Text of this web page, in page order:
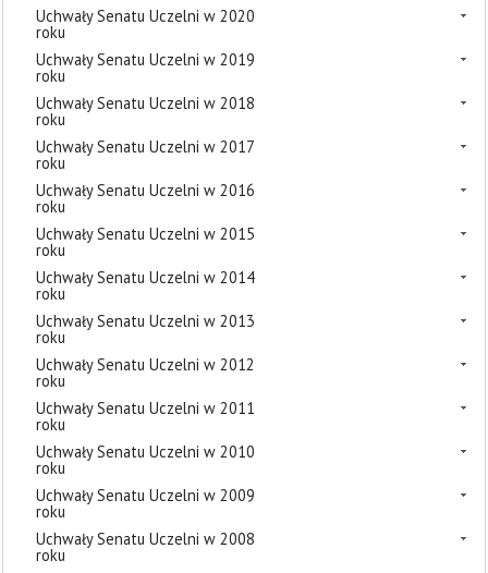
Uchwały Senatu Uczelni w 2020
roku
Uchwały Senatu Uczelni w 2019
roku
Uchwały Senatu Uczelni w 2018
roku
Uchwały Senatu Uczelni w 2017
roku
Uchwały Senatu Uczelni w 2016
roku
Uchwały Senatu Uczelni w 2015
roku
Uchwały Senatu Uczelni w 2014
roku
Uchwały Senatu Uczelni w 2013
roku
Uchwały Senatu Uczelni w 2012
roku
Uchwały Senatu Uczelni w 2011
roku
Uchwały Senatu Uczelni w 2010
roku
Uchwały Senatu Uczelni w 2009
roku
Uchwały Senatu Uczelni w 2008
roku